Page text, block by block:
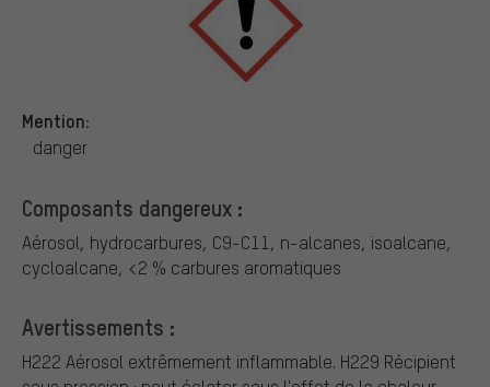
Mention:
danger
Composants dangereux :
Aérosol, hydrocarbures, C9-C11, n-alcanes, isoalcane,
cycloalcane, <2 % carbures aromatiques
Avertissements :
H222 Aérosol extrêmement inflammable. H229 Récipient